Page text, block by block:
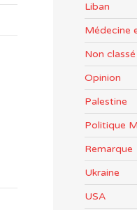
Liban
Médecine
Non classé
Opinion
Palestine
Politique
Remarque
Ukraine
USA